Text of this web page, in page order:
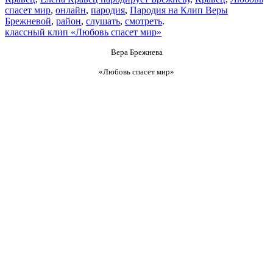
спасет мир, онлайн, пародия, Пародия на Клип Веры
Брежневой, район, слушать, смотреть.
классный клип «Любовь спасет мир»
Вера Брежнева
«Любовь спасет мир»